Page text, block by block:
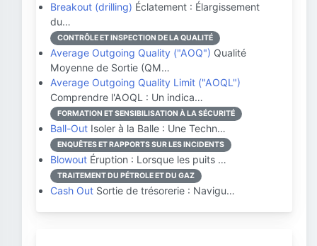
Breakout (drilling) Éclatement : Élargissement
du…
CONTRÔLE ET INSPECTION DE LA QUALITÉ
Average Outgoing Quality ("AOQ") Qualité
Moyenne de Sortie (QM…
Average Outgoing Quality Limit ("AOQL")
Comprendre l'AOQL : Un indica…
FORMATION ET SENSIBILISATION À LA SÉCURITÉ
Ball-Out Isoler à la Balle : Une Techn…
ENQUÊTES ET RAPPORTS SUR LES INCIDENTS
Blowout Éruption : Lorsque les puits …
TRAITEMENT DU PÉTROLE ET DU GAZ
Cash Out Sortie de trésorerie : Navigu…